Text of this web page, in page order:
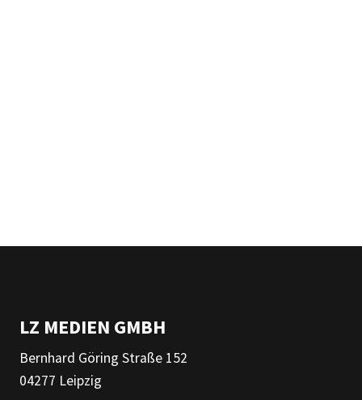
LZ MEDIEN GMBH
Bernhard Göring Straße 152
04277 Leipzig